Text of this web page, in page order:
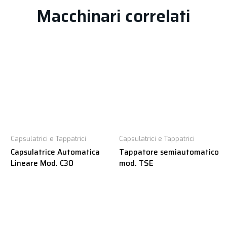
Macchinari correlati
Capsulatrici e Tappatrici
Capsulatrice Automatica
Lineare Mod. C30
Capsulatrici e Tappatrici
Tappatore semiautomatico
mod. TSE